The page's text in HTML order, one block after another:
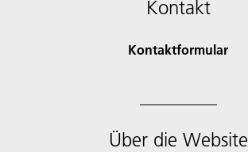
Kontakt
Kontaktformular
Über die Website